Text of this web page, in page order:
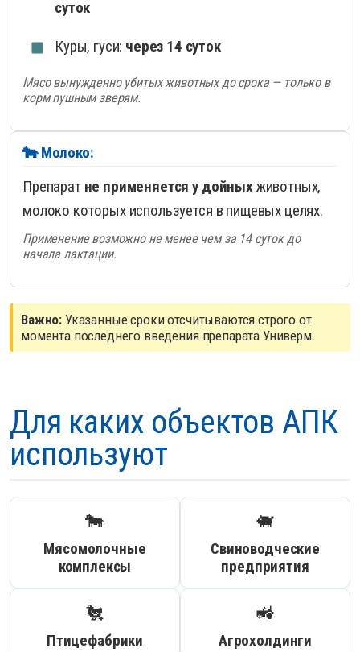
суток
Куры, гуси: через 14 суток
Мясо вынужденно убитых животных до срока — только в
корм пушным зверям.
🐄 Молоко:
Препарат не применяется у дойных животных,
молоко которых используется в пищевых целях.
Применение возможно не менее чем за 14 суток до
начала лактации.
Важно: Указанные сроки отсчитываются строго от
момента последнего введения препарата Универм.
Для каких объектов АПК
используют
🐄
Мясомолочные
комплексы
🐖
Свиноводческие
предприятия
🐔
Птицефабрики
🚜
Агрохолдинги